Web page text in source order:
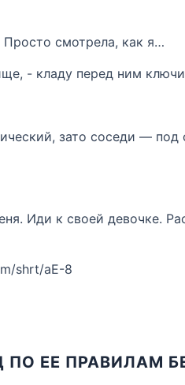
смотрела, как я…
- кладу перед ним
зато соседи — под
Иди к своей девочке.
shrt/aE-8
ПО ЕЕ ПРАВИЛАМ